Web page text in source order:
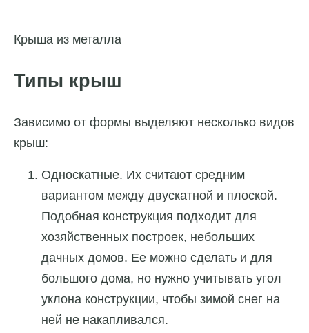
Крыша из металла
Типы крыш
Зависимо от формы выделяют несколько видов
крыш:
Односкатные. Их считают средним
вариантом между двускатной и плоской.
Подобная конструкция подходит для
хозяйственных построек, небольших
дачных домов. Ее можно сделать и для
большого дома, но нужно учитывать угол
уклона конструкции, чтобы зимой снег на
ней не накапливался.